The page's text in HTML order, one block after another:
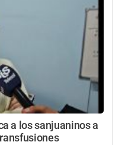
a los sanjuaninos a